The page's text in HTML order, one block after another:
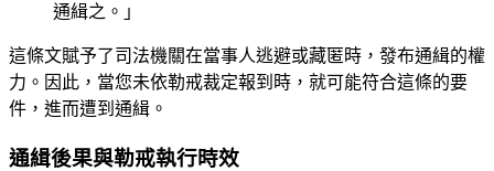
通緝之。」
這條文賦予了司法機關在當事人逃避或藏匿時，發布通緝的權
力。因此，當您未依勒戒裁定報到時，就可能符合這條的要
件，進而遭到通緝。
通緝後果與勒戒執行時效